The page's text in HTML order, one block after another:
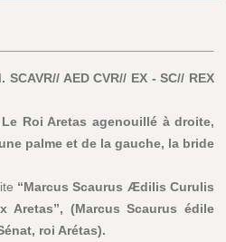
SCAVR// AED CVR// EX - SC// REX
Le Roi Aretas agenouillé à droite,
palme et de la gauche, la bride
“Marcus Scaurus Ædilis Curulis
Aretas”, (Marcus Scaurus édile
roi Arétas).